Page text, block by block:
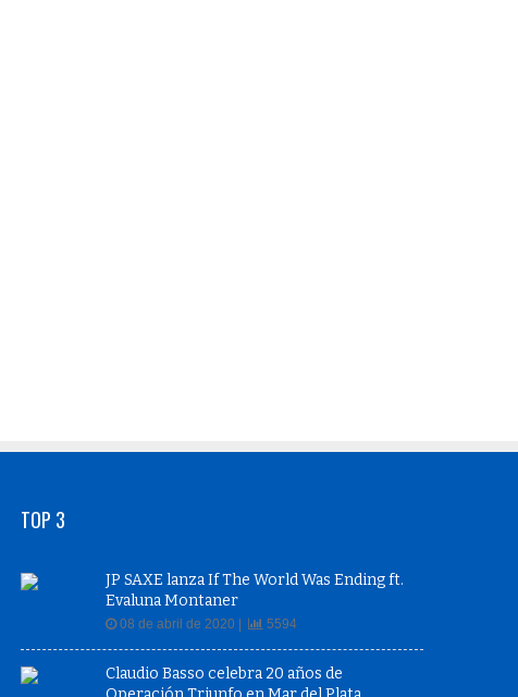
TOP 3
JP SAXE lanza If The World Was Ending ft.
Evaluna Montaner
08 de abril de 2020 | 5594
Claudio Basso celebra 20 años de